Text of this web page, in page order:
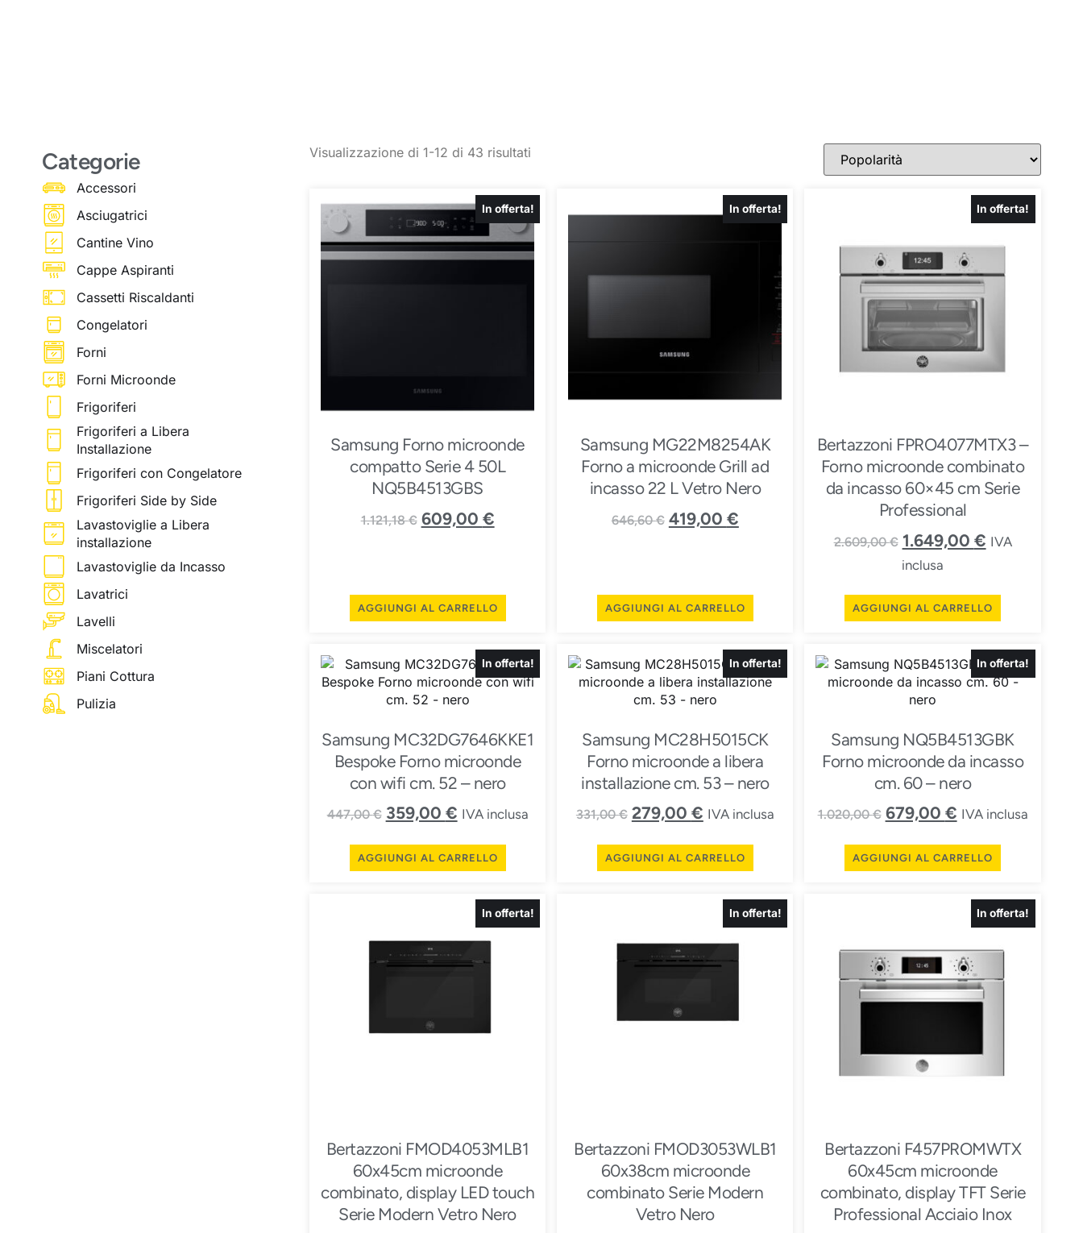
Categorie
Accessori
Asciugatrici
Cantine Vino
Cappe Aspiranti
Cassetti Riscaldanti
Congelatori
Forni
Forni Microonde
Frigoriferi
Frigoriferi a Libera
Installazione
Frigoriferi con Congelatore
Frigoriferi Side by Side
Lavastoviglie a Libera
installazione
Lavastoviglie da Incasso
Lavatrici
Lavelli
Miscelatori
Piani Cottura
Pulizia
Visualizzazione di 1-12 di 43 risultati
In offerta!
Samsung Forno microonde
compatto Serie 4 50L
NQ5B4513GBS
1.121,18€ 609,00 €
AGGIUNGI AL CARRELLO
In offerta!
Samsung MG22M8254AK
Forno a microonde Grill ad
incasso 22 L Vetro Nero
646,60€ 419,00 €
AGGIUNGI AL CARRELLO
In offerta!
Bertazzoni FPRO4077MTX3 –
Forno microonde combinato
da incasso 60×45 cm Serie
Professional
2.609,00€ 1.649,00 € IVA
inclusa
AGGIUNGI AL CARRELLO
In offerta!
Samsung MC32DG7646KKE1
Bespoke Forno microonde
con wifi cm. 52 – nero
447,00€ 359,00 € IVA inclusa
AGGIUNGI AL CARRELLO
In offerta!
Samsung MC28H5015CK
Forno microonde a libera
installazione cm. 53 – nero
331,00€ 279,00 € IVA inclusa
AGGIUNGI AL CARRELLO
In offerta!
Samsung NQ5B4513GBK
Forno microonde da incasso
cm. 60 – nero
1.020,00€ 679,00 € IVA inclusa
AGGIUNGI AL CARRELLO
In offerta!
Bertazzoni FMOD4053MLB1
60x45cm microonde
combinato, display LED touch
Serie Modern Vetro Nero
In offerta!
Bertazzoni FMOD3053WLB1
60x38cm microonde
combinato Serie Modern
Vetro Nero
In offerta!
Bertazzoni F457PROMWTX
60x45cm microonde
combinato, display TFT Serie
Professional Acciaio Inox